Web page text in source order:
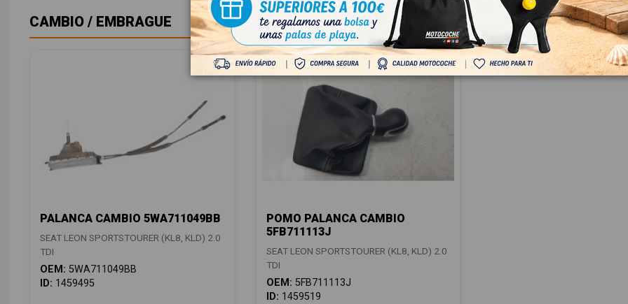
CAMBIO / EMBRAGUE
PALANCA CAMBIO 5WA711049BB
SEAT LEON SPORTSTOURER (KL8, KLD) 2.0
TDI
OEM: 5WA711049BB
ID: 1459495
POMO PALANCA CAMBIO
5FB711113J
SEAT LEON SPORTSTOURER (KL8, KLD) 2.0
TDI
OEM: 5FB711113J
ID: 1459519